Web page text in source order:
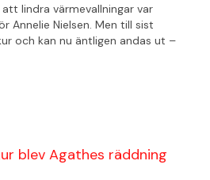
lindra värmevallningar var
Annelie Nielsen. Men till sist
och kan nu äntligen andas ut –
blev Agathes räddning